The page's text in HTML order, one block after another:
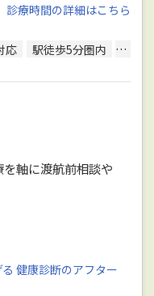
診療時間の詳細はこちら
応 駅徒歩5分圏内 予約可
軸に渡航前相談や
健康診断のアフター